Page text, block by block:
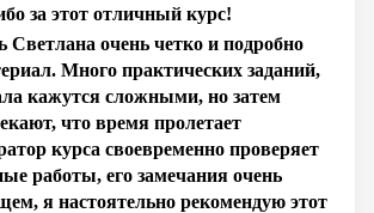
за этот отличный курс!
Светлана очень четко и подробно
Много практических заданий,
кажутся сложными, но затем
что время пролетает
курса своевременно проверяет
работы, его замечания очень
я настоятельно рекомендую этот